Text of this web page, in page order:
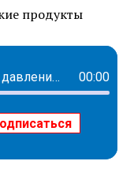
продукты
Как противостоять цифровому давлению и научить этому детей 00:00